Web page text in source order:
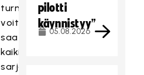
turnauksessa
voittajajoukkueet
saatiin
kaikissa
sarjoissa
pilotti
käynnistyy”
05.08.2026